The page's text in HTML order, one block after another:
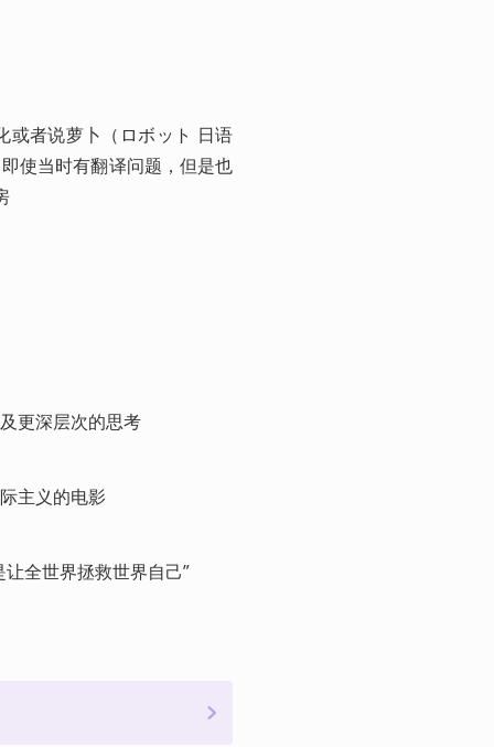
或者说萝卜（ロボット 日语
使当时有翻译问题，但是也
更深层次的思考
主义的电影
全世界拯救世界自己”